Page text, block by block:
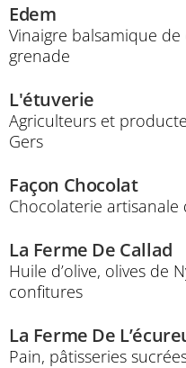
Edem
Vinaigre balsamique
grenade
L'étuverie
Agriculteurs et
Gers
Façon Chocolat
Chocolaterie artisanale
La Ferme De Callad
Huile d’olive, olives de
confitures
La Ferme De
Pain, pâtisseries